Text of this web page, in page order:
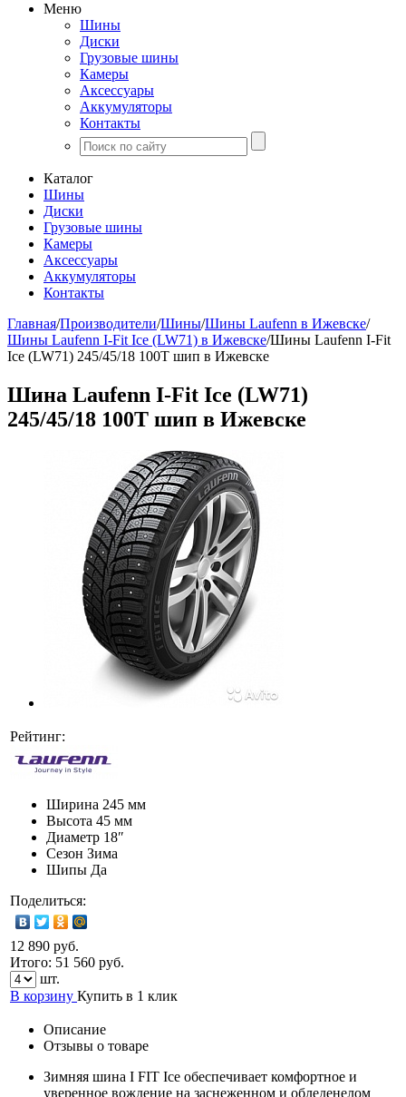
Меню
Шины
Диски
Грузовые шины
Камеры
Аксессуары
Аккумуляторы
Контакты
Каталог
Шины
Диски
Грузовые шины
Камеры
Аксессуары
Аккумуляторы
Контакты
Главная/Производители/Шины/Шины Laufenn в Ижевске/
Шины Laufenn I-Fit Ice (LW71) в Ижевске/Шины Laufenn I-Fit
Ice (LW71) 245/45/18 100Т шип в Ижевске
Шина Laufenn I-Fit Ice (LW71)
245/45/18 100Т шип в Ижевске
Рейтинг:
Ширина 245 мм
Высота 45 мм
Диаметр 18″
Сезон Зима
Шипы Да
Поделиться:
12 890 руб.
Итого: 51 560 руб.
шт.
В корзину Купить в 1 клик
Описание
Отзывы о товаре
Зимняя шина I FIT Ice обеспечивает комфортное и
уверенное вождение на заснеженном и обледенелом